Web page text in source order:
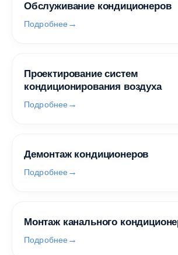
Обслуживание кондиционеров
Подробнее
Проектирование систем
кондиционирования воздуха
Подробнее
Демонтаж кондиционеров
Подробнее
Монтаж канального
Подробнее